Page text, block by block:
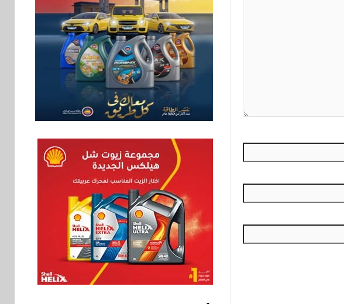
الإلكتروني المسجل
7
اخبار
RAKICT تعلن عن
شراكة استراتيجية مع
MCS لإطلاق محفظة
التدريب الرسمية
لكاسبرسكي
بنك الإسكندرية يطلق
الحساب الجاري “ابدأ”
اليومي
9
اخبار سيارات
راية للمباني الذكية
وSungrow تعززان
مكانة Electra كأسرع
شبكة لشحن المركبات
الكهربائية في مصر